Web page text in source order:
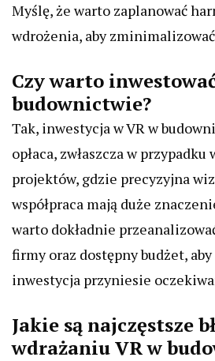
Myślę, że warto zaplanować
wdrożenia, aby
Czy warto
budownictwie?
Tak, inwestycja w VR w
opłaca, zwłaszcza w przypadku
projektów, gdzie precyzyjna
współpraca mają duże
warto dokładnie
firmy oraz dostępny budżet,
inwestycja przyniesie
Jakie są najczęstsze
wdrażaniu VR w